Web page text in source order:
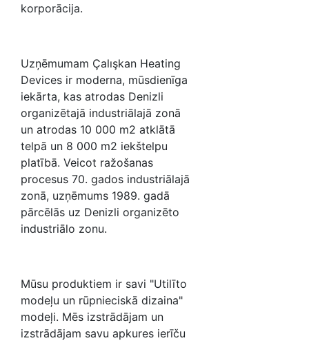
korporācija.
Uzņēmumam Çalışkan Heating
Devices ir moderna, mūsdienīga
iekārta, kas atrodas Denizli
organizētajā industriālajā zonā
un atrodas 10 000 m2 atklātā
telpā un 8 000 m2 iekštelpu
platībā. Veicot ražošanas
procesus 70. gados industriālajā
zonā, uzņēmums 1989. gadā
pārcēlās uz Denizli organizēto
industriālo zonu.
Mūsu produktiem ir savi "Utilīto
modeļu un rūpnieciskā dizaina"
modeļi. Mēs izstrādājam un
izstrādājam savu apkures ierīču